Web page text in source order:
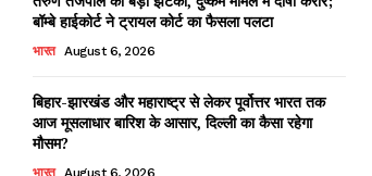
बॉम्बे हाईकोर्ट ने ट्रायल कोर्ट का फैसला पलटा
भारत August 6, 2026
बिहार-झारखंड और महाराष्ट्र से लेकर पूर्वोत्तर भारत तक
आज मूसलाधार बारिश के आसार, दिल्ली का कैसा रहेगा
मौसम?
भारत August 6, 2026